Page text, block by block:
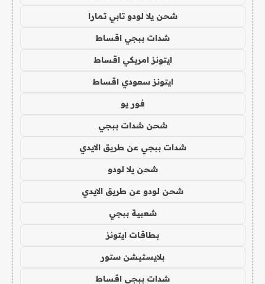
شحن يلا لودو تابي تمارا
شدات ببجي اقساط
ايتونز امريكي اقساط
ايتونز سعودي اقساط
فور يو
شحن شدات ببجي
شدات ببجي عن طريق الايدي
شحن يلا لودو
شحن لودو عن طريق الايدي
شعبية ببجي
بطاقات ايتونز
بلايستيشن ستور
شدات ببجي اقساط